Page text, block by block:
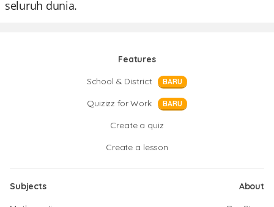
seluruh dunia.
Features
School & District
BARU
Quizizz for Work BARU
Create a quiz
Create a lesson
Subjects
About